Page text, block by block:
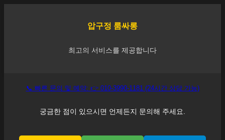
압구정 룸싸롱
최고의 서비스를 제공합니다
📞 빠른 문의 및 예약: 👉 010-3990-1181 (24시간 상담 가능)
궁금한 점이 있으시면 언제든지 문의해 주세요.